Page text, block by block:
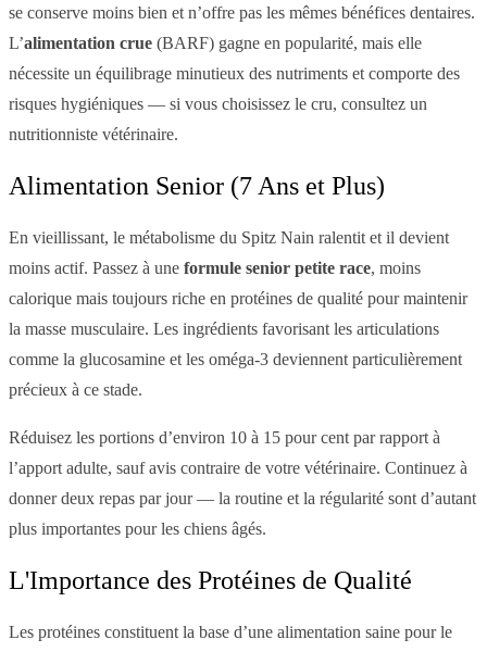
se conserve moins bien et n’offre pas les mêmes bénéfices dentaires.
L’alimentation crue (BARF) gagne en popularité, mais elle
nécessite un équilibrage minutieux des nutriments et comporte des
risques hygiéniques — si vous choisissez le cru, consultez un
nutritionniste vétérinaire.
Alimentation Senior (7 Ans et Plus)
En vieillissant, le métabolisme du Spitz Nain ralentit et il devient
moins actif. Passez à une formule senior petite race, moins
calorique mais toujours riche en protéines de qualité pour maintenir
la masse musculaire. Les ingrédients favorisant les articulations
comme la glucosamine et les oméga-3 deviennent particulièrement
précieux à ce stade.
Réduisez les portions d’environ 10 à 15 pour cent par rapport à
l’apport adulte, sauf avis contraire de votre vétérinaire. Continuez à
donner deux repas par jour — la routine et la régularité sont d’autant
plus importantes pour les chiens âgés.
L'Importance des Protéines de Qualité
Les protéines constituent la base d’une alimentation saine pour le